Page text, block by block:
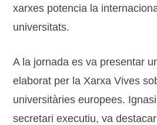
xarxes potencia la
universitats.
A la jornada es va presentar
elaborat per la Xarxa Vives
universitàries europees.
secretari executiu, va